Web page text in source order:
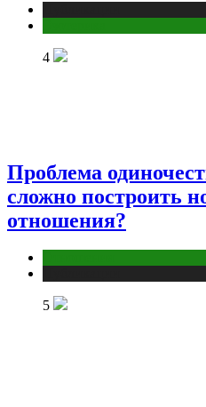
4
Проблема
сложно построить
отношения?
5